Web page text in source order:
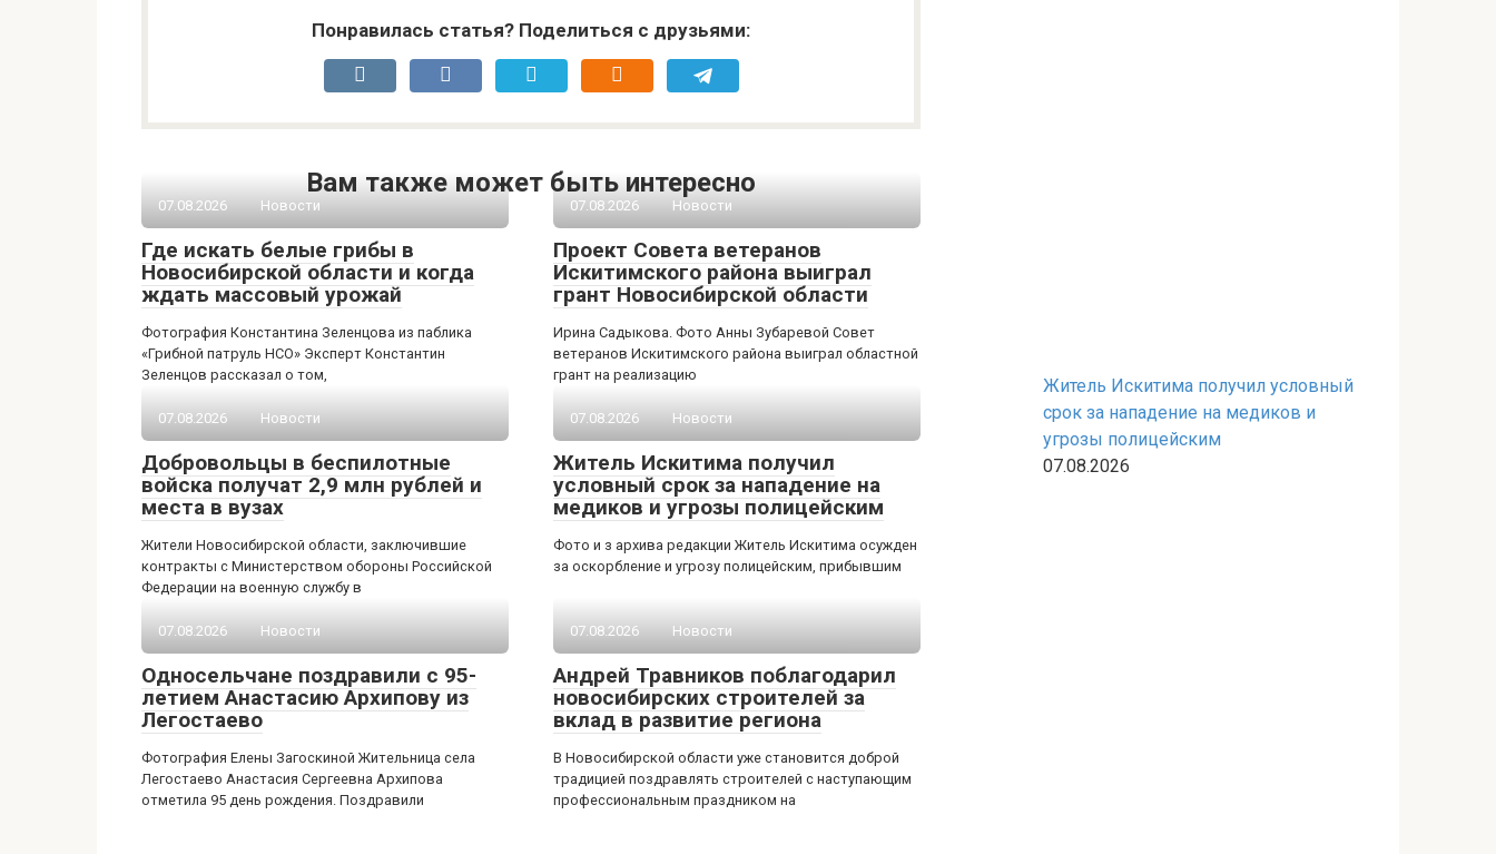
Понравилась статья? Поделиться с друзьями:
Вам также может быть интересно
07.08.2026 Новости
Где искать белые грибы в
Новосибирской области и когда
ждать массовый урожай
Фотография Константина Зеленцова из паблика
«Грибной патруль НСО» Эксперт Константин
Зеленцов рассказал о том,
07.08.2026 Новости
Проект Совета ветеранов
Искитимского района выиграл
грант Новосибирской области
Ирина Садыкова. Фото Анны Зубаревой Совет
ветеранов Искитимского района выиграл областной
грант на реализацию
07.08.2026 Новости
Добровольцы в беспилотные
войска получат 2,9 млн рублей и
места в вузах
Жители Новосибирской области, заключившие
контракты с Министерством обороны Российской
Федерации на военную службу в
07.08.2026 Новости
Житель Искитима получил
условный срок за нападение на
медиков и угрозы полицейским
Фото и з архива редакции Житель Искитима осужден
за оскорбление и угрозу полицейским, прибывшим
07.08.2026 Новости
Односельчане поздравили с 95-
летием Анастасию Архипову из
Легостаево
Фотография Елены Загоскиной Жительница села
Легостаево Анастасия Сергеевна Архипова
отметила 95 день рождения. Поздравили
07.08.2026 Новости
Андрей Травников поблагодарил
новосибирских строителей за
вклад в развитие региона
В Новосибирской области уже становится доброй
традицией поздравлять строителей с наступающим
профессиональным праздником на
Житель Искитима получил условный
срок за нападение на медиков и
угрозы полицейским
07.08.2026